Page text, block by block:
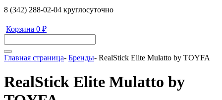
8 (342) 288-02-04 круглосуточно
Корзина 0 ₽
Главная страница- Бренды- RealStick Elite Mulatto by TOYFA
RealStick Elite Mulatto by